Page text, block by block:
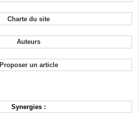
Charte du site
Auteurs
Proposer un article
Synergies :